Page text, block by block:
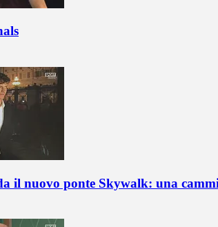
il nuovo ponte Skywalk: una